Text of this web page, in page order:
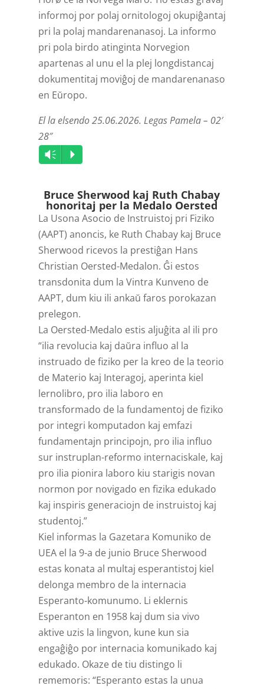
informoj por polaj ornitologoj okupiĝantaj
pri la polaj mandarenanasoj. La informo
pri pola birdo atinginta Norvegion
apartenas al unu el la plej longdistancaj
dokumentitaj moviĝoj de mandarenanaso
en Eŭropo.
El la elsendo 25.06.2026. Legas Pamela – 02′
28″
Audio
Player
Vm P
Bruce Sherwood kaj Ruth Chabay
honoritaj per la Medalo Oersted
La Usona Asocio de Instruistoj pri Fiziko
(AAPT) anoncis, ke Ruth Chabay kaj Bruce
Sherwood ricevos la prestiĝan Hans
Christian Oersted-Medalon. Ĝi estos
transdonita dum la Vintra Kunveno de
AAPT, dum kiu ili ankaŭ faros porokazan
prelegon.
La Oersted-Medalo estis aljuĝita al ili pro
“ilia revolucia kaj daŭra influo al la
instruado de fiziko per la kreo de la teorio
de Materio kaj Interagoj, aperinta kiel
lernolibro, pro ilia laboro en
transformado de la fundamentoj de fiziko
por integri komputadon kaj emfazi
fundamentajn principojn, pro ilia influo
sur instruplan-reformo internaciskale, kaj
pro ilia pionira laboro kiu starigis novan
normon por novigado en fizika edukado
kaj inspiris generaciojn de instruistoj kaj
studentoj.”
Kiel informas la Gazetara Komuniko de
UEA el la 9-a de junio Bruce Sherwood
estas konata al multaj esperantistoj kiel
delonga membro de la internacia
Esperanto-komunumo. Li eklernis
Esperanton en 1958 kaj dum sia vivo
aktive uzis la lingvon, kune kun sia
engaĝiĝo por internacia komunikado kaj
edukado. Okaze de tiu distingo li
rememoris: “Esperanto estas la unua